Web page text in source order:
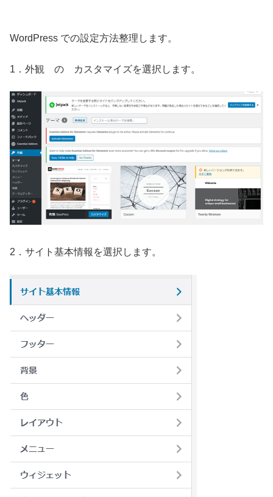
WordPress での設定方法整理します。
1．外観 の カスタマイズを選択します。
2．サイト基本情報を選択します。